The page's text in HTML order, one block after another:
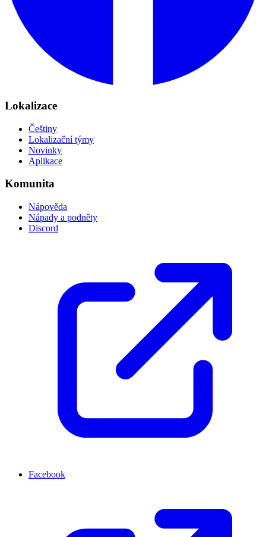
Lokalizace
Češtiny
Lokalizační týmy
Novinky
Aplikace
Komunita
Nápověda
Nápady a podněty
Discord
Facebook